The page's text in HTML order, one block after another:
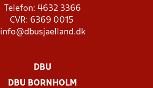
Telefon: 4632 3366
CVR: 6369 0015
info@dbusjaelland.dk
DBU
DBU BORNHOLM